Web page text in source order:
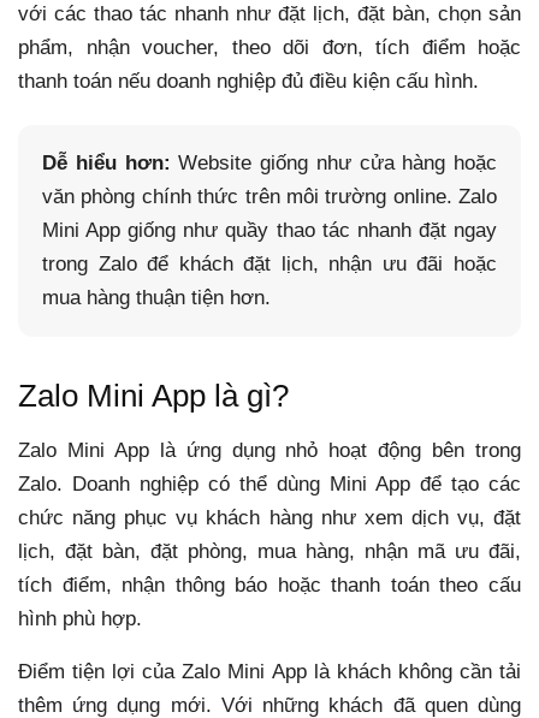
với các thao tác nhanh như đặt lịch, đặt bàn, chọn sản
phẩm, nhận voucher, theo dõi đơn, tích điểm hoặc
thanh toán nếu doanh nghiệp đủ điều kiện cấu hình.
Dễ hiểu hơn: Website giống như cửa hàng hoặc
văn phòng chính thức trên môi trường online. Zalo
Mini App giống như quầy thao tác nhanh đặt ngay
trong Zalo để khách đặt lịch, nhận ưu đãi hoặc
mua hàng thuận tiện hơn.
Zalo Mini App là gì?
Zalo Mini App là ứng dụng nhỏ hoạt động bên trong
Zalo. Doanh nghiệp có thể dùng Mini App để tạo các
chức năng phục vụ khách hàng như xem dịch vụ, đặt
lịch, đặt bàn, đặt phòng, mua hàng, nhận mã ưu đãi,
tích điểm, nhận thông báo hoặc thanh toán theo cấu
hình phù hợp.
Điểm tiện lợi của Zalo Mini App là khách không cần tải
thêm ứng dụng mới. Với những khách đã quen dùng